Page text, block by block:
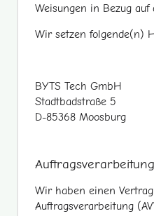
Weisungen in Bezug auf
Wir setzen folgende(n)
BYTS Tech GmbH
Stadtbadstraße 5
D-85368 Moosburg
Auftragsverarbeitung
Wir haben einen
Auftragsverarbeitung